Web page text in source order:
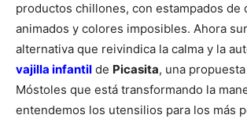
productos chillones, con estampados de
animados y colores imposibles. Ahora
alternativa que reivindica la calma y la
vajilla infantil de Picasita, una
Móstoles que está transformando la
entendemos los utensilios para los más